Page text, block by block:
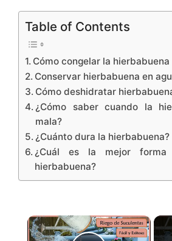
Table of Contents
Cómo congelar la hierbabuena
Conservar hierbabuena en
Cómo deshidratar
¿Cómo saber cuando la
mala?
¿Cuánto dura la hierbabuena?
¿Cuál es la mejor forma
hierbabuena?
×